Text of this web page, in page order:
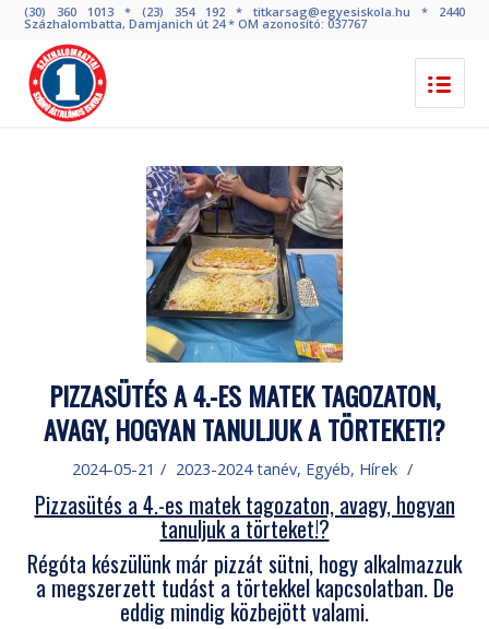
(30) 360 1013 * (23) 354 192 * titkarsag@egyesiskola.hu * 2440
Százhalombatta, Damjanich út 24 * OM azonosító: 037767
PIZZASÜTÉS A 4.-ES MATEK TAGOZATON,
AVAGY, HOGYAN TANULJUK A TÖRTEKET!?
2024-05-21 / 2023-2024 tanév, Egyéb, Hírek /
Pizzasütés a 4.-es matek tagozaton, avagy, hogyan
tanuljuk a törteket!?
Régóta készülünk már pizzát sütni, hogy alkalmazzuk
a megszerzett tudást a törtekkel kapcsolatban. De
eddig mindig közbejött valami.